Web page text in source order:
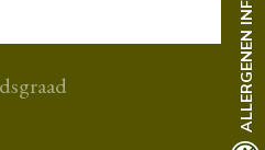
ALLERGENEN